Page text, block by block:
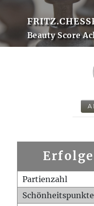
Beauty Score
Partienzahl
Schönheitspunkte